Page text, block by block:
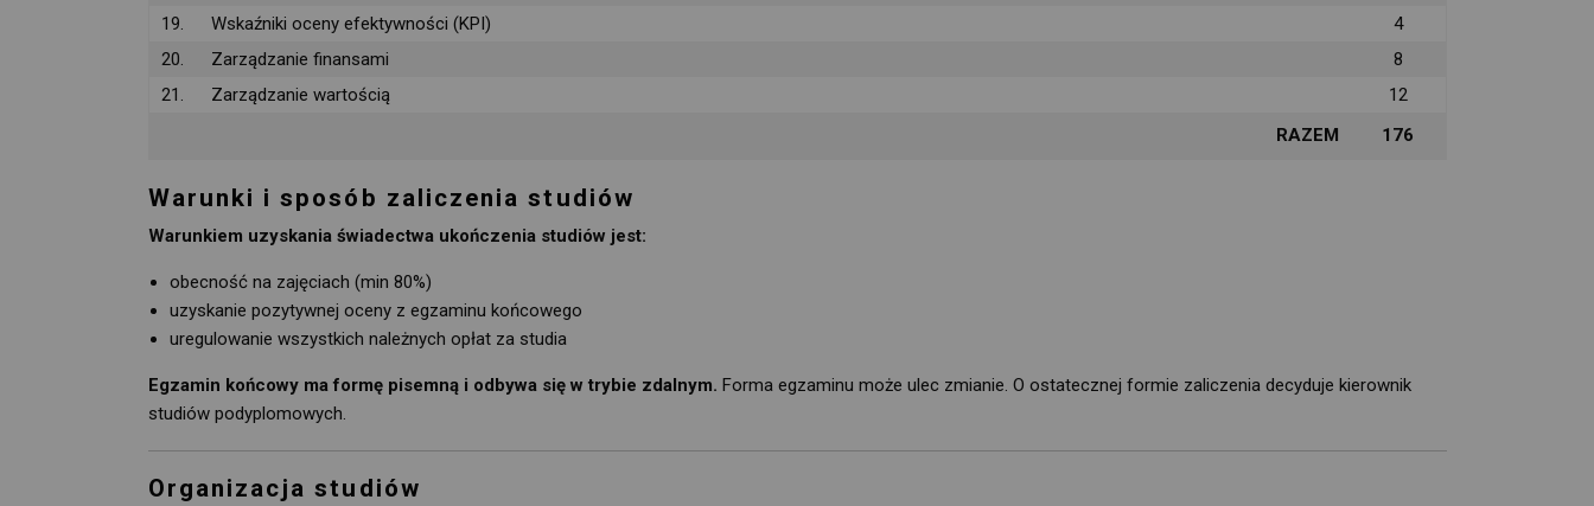
19.
Wskaźniki oceny efektywności (KPI)
4
20.
Zarządzanie finansami
8
21.
Zarządzanie wartością
12
RAZEM
176
Warunki i sposób zaliczenia studiów
Warunkiem uzyskania świadectwa ukończenia studiów jest:
obecność na zajęciach (min 80%)
uzyskanie pozytywnej oceny z egzaminu końcowego
uregulowanie wszystkich należnych opłat za studia
Egzamin końcowy ma formę pisemną i odbywa się w trybie zdalnym. Forma egzaminu może ulec zmianie. O ostatecznej formie zaliczenia decyduje kierownik
studiów podyplomowych.
Organizacja studiów